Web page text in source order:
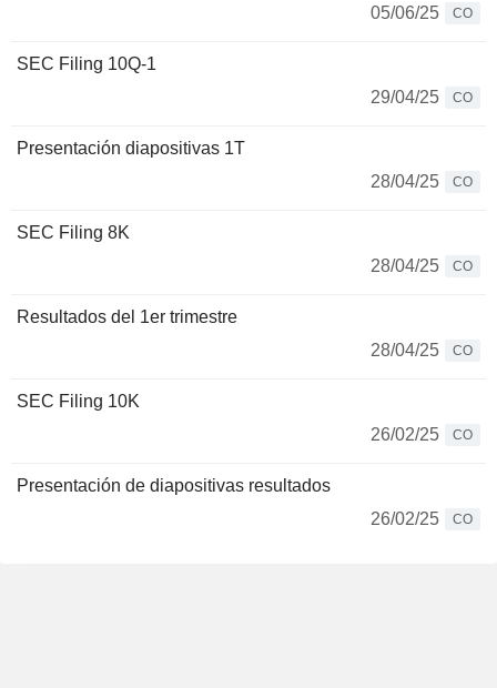
05/06/25
CO
SEC Filing 10Q-1
29/04/25
CO
Presentación diapositivas 1T
28/04/25
CO
SEC Filing 8K
28/04/25
CO
Resultados del 1er trimestre
28/04/25
CO
SEC Filing 10K
26/02/25
CO
Presentación de diapositivas resultados
26/02/25
CO